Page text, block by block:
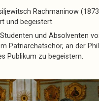
Rachmaninow
und begeistert.
und Absolventen
Patriarchatschor, an der
Publikum zu begeistern.